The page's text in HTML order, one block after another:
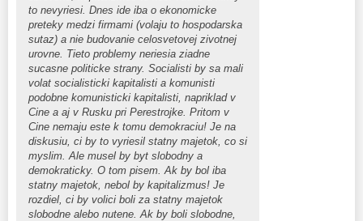
to nevyriesi. Dnes ide iba o ekonomicke
preteky medzi firmami (volaju to hospodarska
sutaz) a nie budovanie celosvetovej zivotnej
urovne. Tieto problemy neriesia ziadne
sucasne politicke strany. Socialisti by sa mali
volat socialisticki kapitalisti a komunisti
podobne komunisticki kapitalisti, napriklad v
Cine a aj v Rusku pri Perestrojke. Pritom v
Cine nemaju este k tomu demokraciu! Je na
diskusiu, ci by to vyriesil statny majetok, co si
myslim. Ale musel by byt slobodny a
demokraticky. O tom pisem. Ak by bol iba
statny majetok, nebol by kapitalizmus! Je
rozdiel, ci by volici boli za statny majetok
slobodne alebo nutene. Ak by boli slobodne,